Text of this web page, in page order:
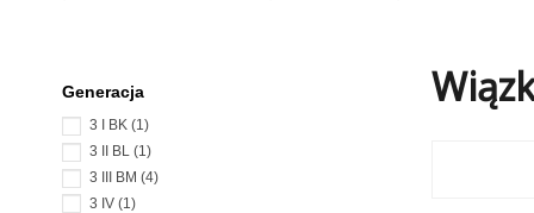
Generacja
3 I BK (1)
3 II BL (1)
3 III BM (4)
3 IV (1)